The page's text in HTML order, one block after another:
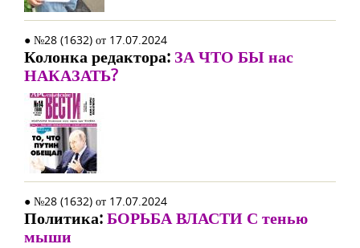
● №28 (1632) от 17.07.2024
Колонка редактора: ЗА ЧТО БЫ нас
НАКАЗАТЬ?
● №28 (1632) от 17.07.2024
Политика:БОРЬБА ВЛАСТИ С тенью
мыши